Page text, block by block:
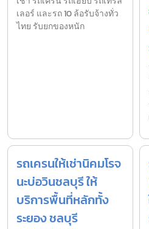
เลอร์ และรถ 10 ล้อรับจ้างทั่ว
ไทย รับยกของหนัก
รถเครนให้เช่านิคมโรจ
นะบ่อวินชลบุรี ให้
บริการพื้นที่หลักทั้ง
ระยอง ชลบุรี